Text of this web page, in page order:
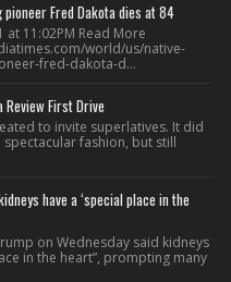
pioneer Fred Dakota dies at 84
at 11:02PM Read More
world/us/native-
fred-dakota-d...
First Drive
to invite superlatives. It did
fashion, but still
have a ‘special place in the
on Wednesday said kidneys
in the heart”, prompting many